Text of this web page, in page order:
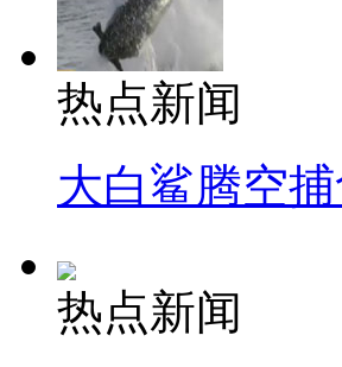
热点新闻
大白鲨腾空
热点新闻